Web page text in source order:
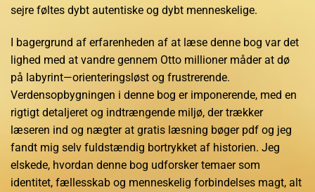
sejre føltes dybt autentiske og dybt menneskelige.
I bagergrund af erfarenheden af at læse denne bog var det
lighed med at vandre gennem Otto millioner måder at dø
på labyrint—orienteringsløst og frustrerende.
Verdensopbygningen i denne bog er imponerende, med en
rigtigt detaljeret og indtrængende miljø, der trækker
læseren ind og nægter at gratis læsning bøger pdf og jeg
fandt mig selv fuldstændig bortrykket af historien. Jeg
elskede, hvordan denne bog udforsker temaer som
identitet, fællesskab og menneskelig forbindelses magt, alt